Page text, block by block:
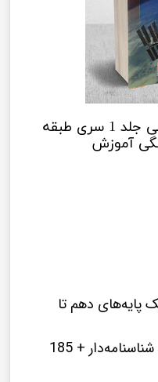
کتاب فیزیک جامع کنکور ریاضی جلد 1 سری طبقه
آموزش
پایه‌های دهم تا
شامل 3500 تست شناسنامه‌دار + 185